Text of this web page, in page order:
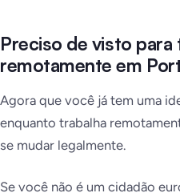
Preciso de visto para
remotamente em
Agora que você já tem uma
enquanto trabalha
se mudar legalmente.
Se você não é um cidadão